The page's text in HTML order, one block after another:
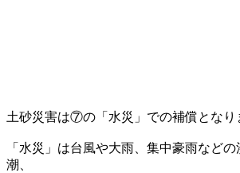
土砂災害は⑦の「水災」での補償となり
「水災」は台風や大雨、集中豪雨などの
潮、